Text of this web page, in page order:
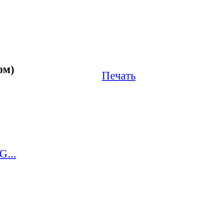
Печать